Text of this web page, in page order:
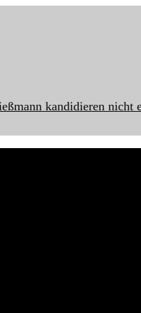
kandidieren nicht